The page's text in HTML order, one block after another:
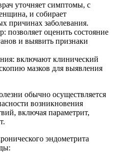
уточняет симптомы, с
и собирает
причинах заболевания.
позволяет оценить состояние
и выявить признаки
включают клинический
мазков для выявления
обычно осуществляется
возникновения
включая параметрит,
эндометрита